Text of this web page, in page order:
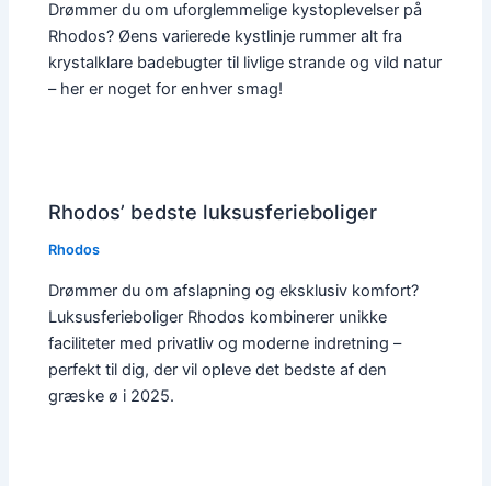
Drømmer du om uforglemmelige kystoplevelser på
Rhodos? Øens varierede kystlinje rummer alt fra
krystalklare badebugter til livlige strande og vild natur
– her er noget for enhver smag!
Rhodos’ bedste luksusferieboliger
Rhodos
Drømmer du om afslapning og eksklusiv komfort?
Luksusferieboliger Rhodos kombinerer unikke
faciliteter med privatliv og moderne indretning –
perfekt til dig, der vil opleve det bedste af den
græske ø i 2025.